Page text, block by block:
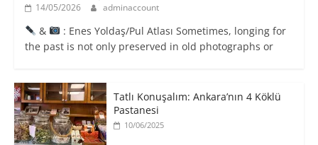
14/05/2026 adminaccount
&
: Enes Yoldaş/Pul Atlası Sometimes, longing for
the past is not only preserved in old photographs or
Tatlı Konuşalım: Ankara’nın 4 Köklü
Pastanesi
10/06/2025